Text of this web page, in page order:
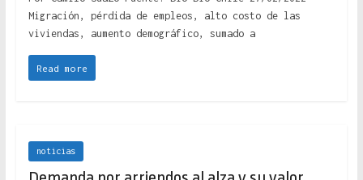
Migración, pérdida de empleos, alto costo de las
viviendas, aumento demográfico, sumado a
Read more
noticias